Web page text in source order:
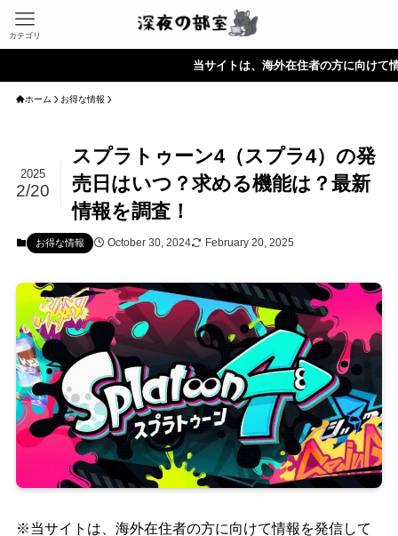
カテゴリ
当サイトは、海外在住者の方に向けて情報を発信
ホーム お得な情報
スプラトゥーン4（スプラ4）の発
売日はいつ？求める機能は？最新
情報を調査！
2025
2/20
お得な情報 October 30, 2024 February 20, 2025
※当サイトは、海外在住者の方に向けて情報を発信して